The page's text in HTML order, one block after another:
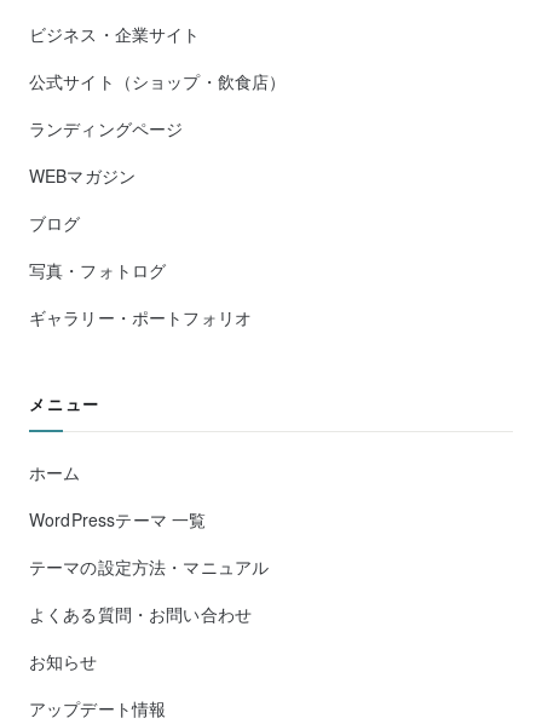
ビジネス・企業サイト
公式サイト（ショップ・飲食店）
ランディングページ
WEBマガジン
ブログ
写真・フォトログ
ギャラリー・ポートフォリオ
メニュー
ホーム
WordPressテーマ 一覧
テーマの設定方法・マニュアル
よくある質問・お問い合わせ
お知らせ
アップデート情報